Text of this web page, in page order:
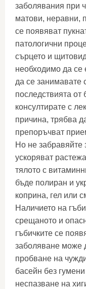
заболявания при
матови, неравни,
се появяват
патологични
сърцето и
необходимо да се
да се занимавате
последствията от
консултирате с
причина, трябва
препоръчват
Но не забравяйте
ускоряват
тялото с
бъде полиран и
коприна, гел или
Наличието на
срещаното и
гъбичките се
заболяване може
пробване на
басейн без
неспазване на